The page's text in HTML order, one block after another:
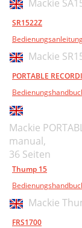
Mackie
SR1522Z
Mackie
PORTABLE
Mackie
manual,
36 Seiten
Thump 15
Mackie
FRS1700